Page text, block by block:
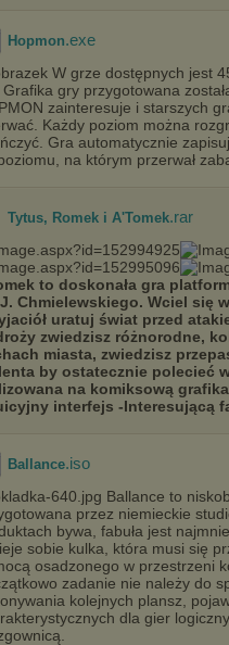
Hopmon.exe
W grze dostępnych jest
Grafika gry przygotowana
zainteresuje i starszych
Każdy poziom można
Gra automatycznie
na którym przerwał
Tytus, Romek i A'Tomek.rar
to doskonała gra
Chmielewskiego. Wciel się
uratuj świat przed
zwiedzisz różnorodne,
miasta, zwiedzisz
by ostatecznie polecieć
na komiksową
interfejs -Interesującą
Ballance.iso
Ballance to
przez niemieckie
bywa, fabuła jest
sobie kulka, która musi się
osadzonego w przestrzeni
zadanie nie należy do
kolejnych plansz,
dla gier